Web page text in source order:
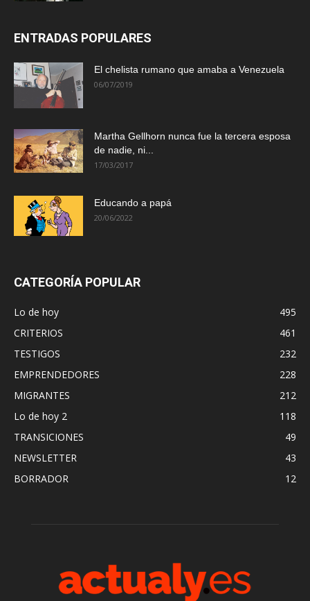
ENTRADAS POPULARES
El chelista rumano que amaba a Venezuela
06/07/2019
Martha Gellhorn nunca fue la tercera esposa
de nadie, ni...
17/03/2017
Educando a papá
20/06/2022
CATEGORÍA POPULAR
Lo de hoy
495
CRITERIOS
461
TESTIGOS
232
EMPRENDEDORES
228
MIGRANTES
212
Lo de hoy 2
118
TRANSICIONES
49
NEWSLETTER
43
BORRADOR
12